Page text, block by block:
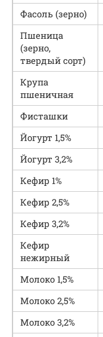
Фасоль (зерно)
Пшеница
(зерно,
твердый сорт)
Крупа
пшеничная
Фисташки
Йогурт 1,5%
Йогурт 3,2%
Кефир 1%
Кефир 2,5%
Кефир 3,2%
Кефир
нежирный
Молоко 1,5%
Молоко 2,5%
Молоко 3,2%